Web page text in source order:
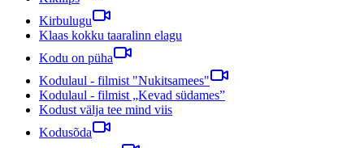
Kirbulugu
Klaas kokku taaralinn elagu
Kodu on püha
Kodulaul - filmist "Nukitsamees"
Kodulaul - filmist „Kevad südames”
Kodust välja tee mind viis
Kodusõda